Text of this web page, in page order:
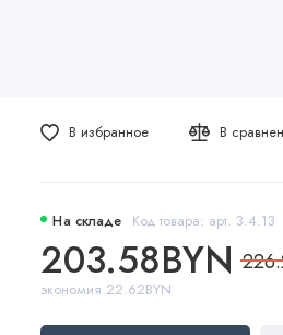
На складе Код товара: арт. 3.4.13
203.58BYN
экономия 22.62BYN
В избранное В